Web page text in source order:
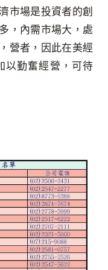
市場是投資者的創
，內需市場大，處
營者，因此在美經
以勤奮經營，可待